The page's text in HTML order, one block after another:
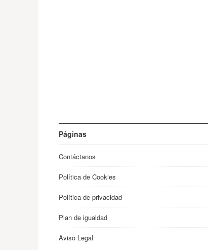
Páginas
Contáctanos
Política de Cookies
Política de privacidad
Plan de igualdad
Aviso Legal